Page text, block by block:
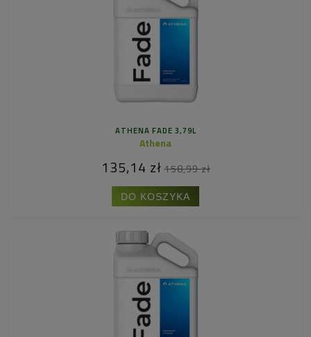
ATHENA FADE 3,79L
Athena
135,14 zł 158,99 zł
DO KOSZYKA